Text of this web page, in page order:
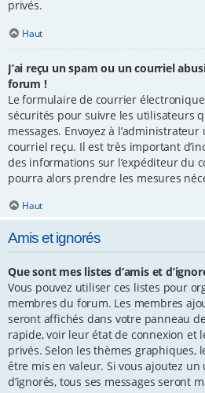
privés.
Haut
J’ai reçu un spam ou un courriel
forum !
Le formulaire de courrier
sécurités pour suivre les utilisateurs
messages. Envoyez à
courriel reçu. Il est très important
des informations sur l’expéditeur du
pourra alors prendre les mesures
Haut
Amis et ignorés
Que sont mes listes d’amis et
Vous pouvez utiliser ces listes pour
membres du forum. Les membres
seront affichés dans votre panneau
rapide, voir leur état de connexion et
privés. Selon les thèmes graphiques,
être mis en valeur. Si vous ajoutez
d’ignorés, tous ses messages seront